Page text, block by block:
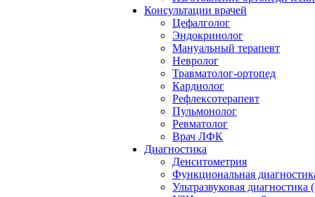
Консультации врачей
Цефалголог
Эндокринолог
Мануальный терапевт
Невролог
Травматолог-ортопед
Кардиолог
Рефлексотерапевт
Пульмонолог
Ревматолог
Врач ЛФК
Диагностика
Денситометрия
Функциональная
Ультразвуковая